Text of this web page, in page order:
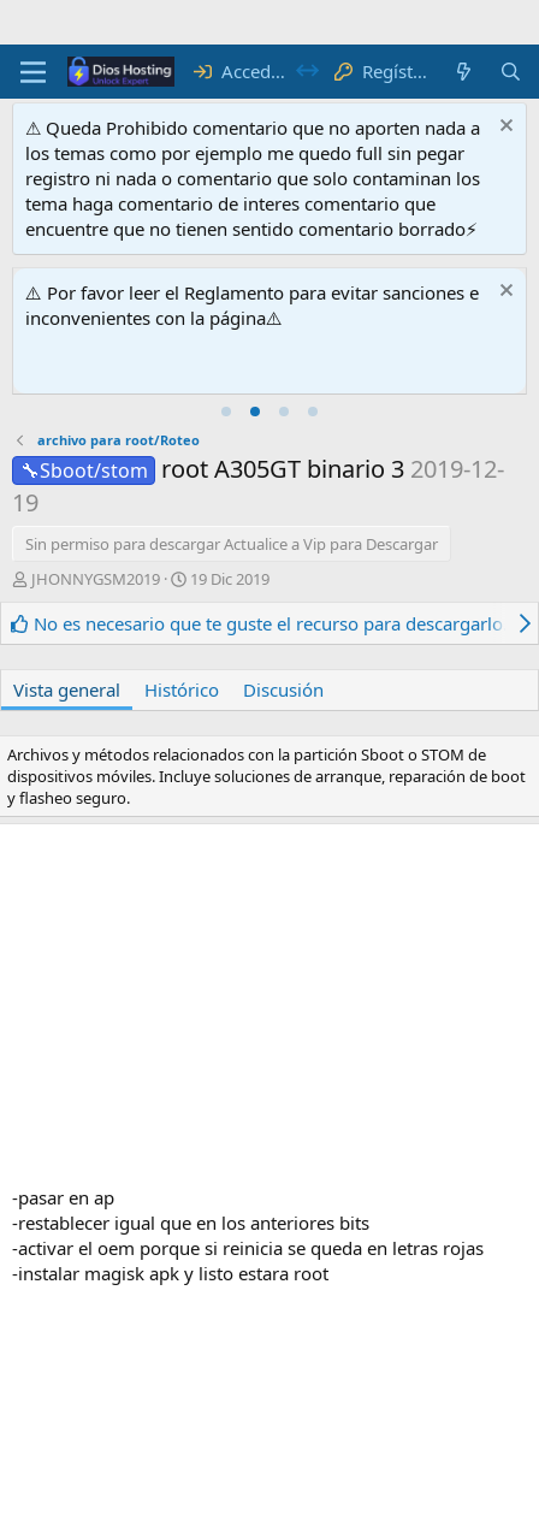
Acceder Regístrate
⚠ Queda Prohibido comentario que no aporten nada a
los temas como por ejemplo me quedo full sin pegar
registro ni nada o comentario que solo contaminan los
tema haga comentario de interes comentario que
encuentre que no tienen sentido comentario borrado⚡
⚠️ Por favor leer el Reglamento para evitar sanciones e
inconvenientes con la página⚠️
archivo para root/Roteo
🔧Sboot/stom root A305GT binario 3 2019-12-
19
Sin permiso para descargar Actualice a Vip para Descargar
A
t
o
JHONNYGSM2019
F
c
h
d
e
r
e
c
19 Dic 2019
No es necesario que te guste el recurso para descargarlo.
Vista general Histórico Discusión
Archivos y métodos relacionados con la partición Sboot o STOM de
dispositivos móviles. Incluye soluciones de arranque, reparación de boot
y flasheo seguro.
-pasar en ap
-restablecer igual que en los anteriores bits
-activar el oem porque si reinicia se queda en letras rojas
-instalar magisk apk y listo estara root